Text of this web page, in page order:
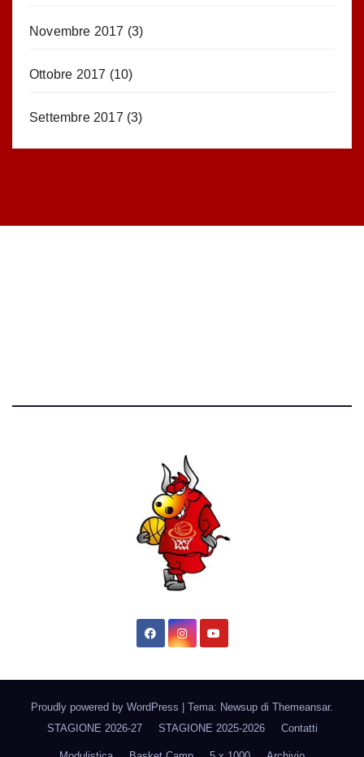
Novembre 2017 (3)
Ottobre 2017 (10)
Settembre 2017 (3)
Proudly powered by WordPress Tema: Newsup di Themeansar.
STAGIONE 2026-27
STAGIONE 2025-2026 Contatti